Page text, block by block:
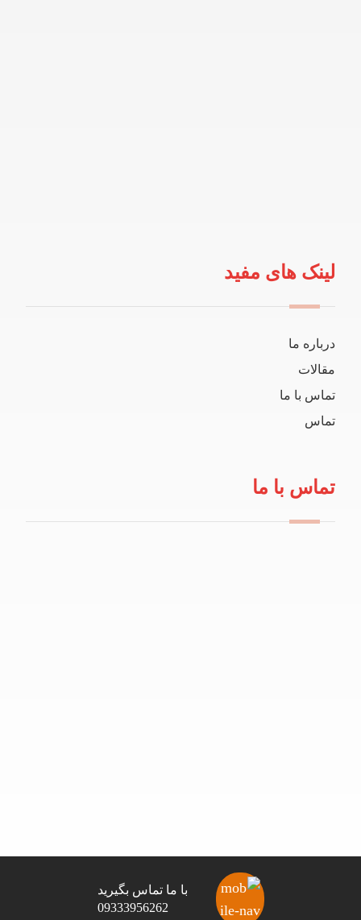
لینک های مفید
درباره ما
مقالات
تماس با ما
تماس
تماس با ما
تمامی حقوق این وب سایت برای شرکت نارملا محفوظ است.
با ما تماس بگیرید
09333956262